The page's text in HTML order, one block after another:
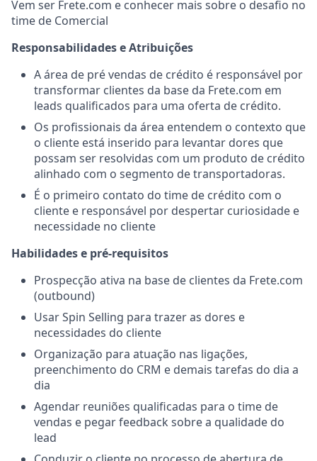
Vem ser Frete.com e conhecer mais sobre o desafio no
time de Comercial
Responsabilidades e Atribuições
A área de pré vendas de crédito é responsável por
transformar clientes da base da Frete.com em
leads qualificados para uma oferta de crédito.
Os profissionais da área entendem o contexto que
o cliente está inserido para levantar dores que
possam ser resolvidas com um produto de crédito
alinhado com o segmento de transportadoras.
É o primeiro contato do time de crédito com o
cliente e responsável por despertar curiosidade e
necessidade no cliente
Habilidades e pré-requisitos
Prospecção ativa na base de clientes da Frete.com
(outbound)
Usar Spin Selling para trazer as dores e
necessidades do cliente
Organização para atuação nas ligações,
preenchimento do CRM e demais tarefas do dia a
dia
Agendar reuniões qualificadas para o time de
vendas e pegar feedback sobre a qualidade do
lead